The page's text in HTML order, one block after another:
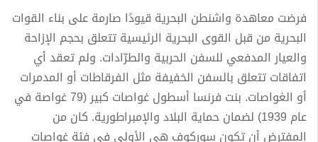
فرضت معاهدة واشنطن البحرية قيودًا صارمة على بناء القوات
البحرية من قبل القوى البحرية الرئيسية تتعلق بحجم الإزاحة
والعيار المدفعي للسفن الحربية والطرّادات. ولم تعقد أي
اتفاقات تتعلق بالسفن الخفيفة مثل الفرقاطات أو المدمرات
أو الغواصات. بنت فرنسا أسطول غواصات كبير (79 غواصة في
عام 1939) لضمان حماية البلاد والإمبراطورية. كان من
المفترض أن تكون سوركوف هي الأولى في فئة غواصات